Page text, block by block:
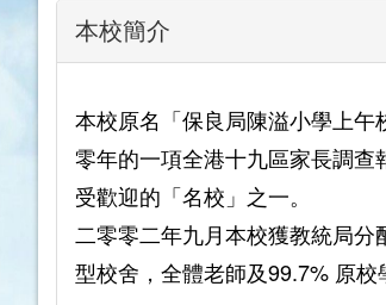
本校簡介
本校原名「保良局陳溢小學上
零年的一項全港十九區家長調
受歡迎的「名校」之一。
二零零二年九月本校獲教統局
型校舍，全體老師及99.7% 原校